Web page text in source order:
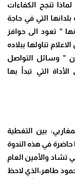
تنجح الكفاءات
بلدانها التي في حاجة
” تعود الى حوافز
تناولها ببلاده
” وسائل التواصل
التي تبدأ بها
بين التغطية
حاضرة في هذه الندوة
تشاد والأمين العام
طاهر،الذي لاحظ